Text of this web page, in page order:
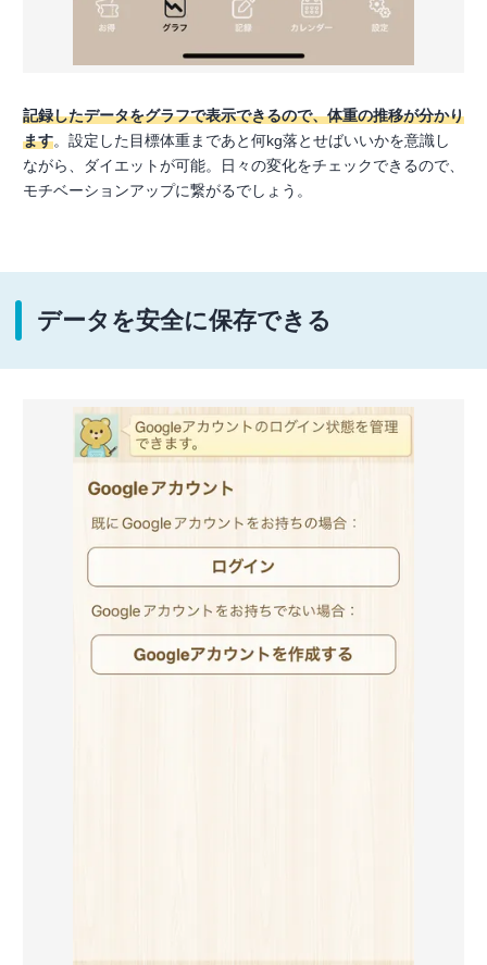
記録したデータをグラフで表示できるので、体重の推移が分かり
ます。設定した目標体重まであと何kg落とせばいいかを意識し
ながら、ダイエットが可能。日々の変化をチェックできるので、
モチベーションアップに繋がるでしょう。
データを安全に保存できる